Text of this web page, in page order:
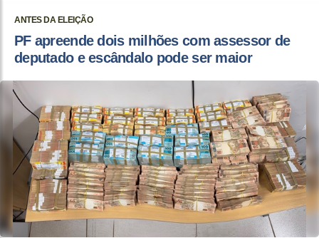
ANTES DA ELEIÇÃO
PF apreende dois milhões com assessor de
deputado e escândalo pode ser maior